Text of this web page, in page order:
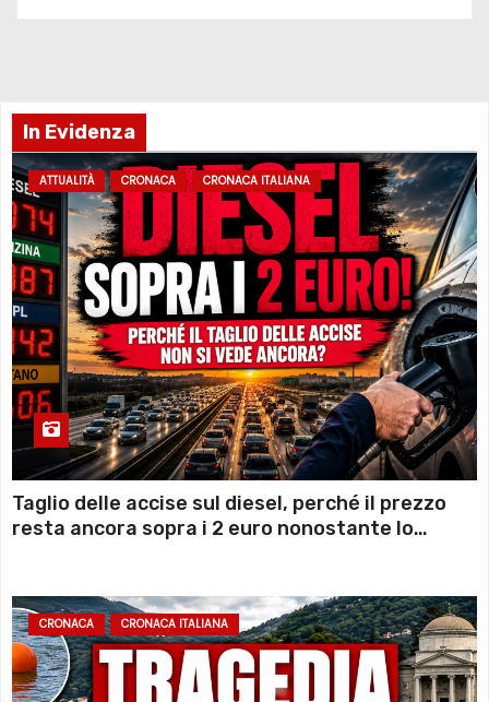
In Evidenza
ATTUALITÀ CRONACA CRONACA ITALIANA
Taglio delle accise sul diesel, perché il prezzo
resta ancora sopra i 2 euro nonostante lo
CRONACA CRONACA ITALIANA